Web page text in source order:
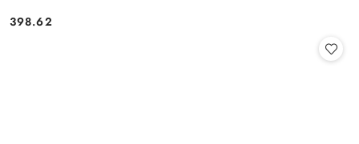
Cena:
398.62